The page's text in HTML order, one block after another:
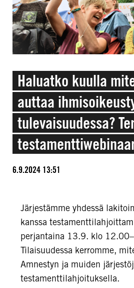
Haluatko kuulla
auttaa
tulevaisuudessa?
6.9.2024 13:51
Järjestämme yhdessä
kanssa
perjantaina 13.9. klo
Tilaisuudessa kerromme,
Amnestyn ja muiden
testamenttilahjoituksella.